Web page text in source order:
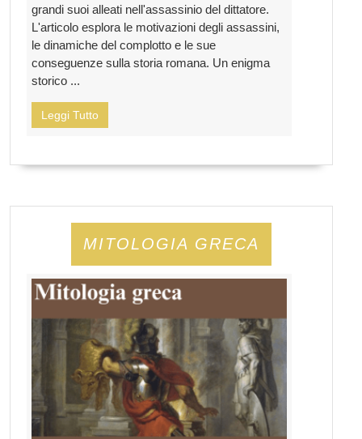
grandi suoi alleati nell'assassinio del dittatore.
L'articolo esplora le motivazioni degli assassini,
le dinamiche del complotto e le sue
conseguenze sulla storia romana. Un enigma
storico ...
Leggi Tutto
MITOLOGIA GRECA